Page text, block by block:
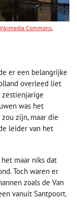
Commons
er een belangrijke
overleed liet
was het
zijn, maar die
leider van het
maar niks dat
Toch waren er
zoals de Van
vanuit Santpoort.